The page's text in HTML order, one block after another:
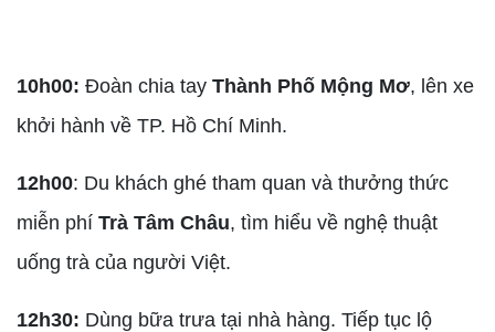
10h00: Đoàn chia tay Thành Phố Mộng Mơ, lên xe
khởi hành về TP. Hồ Chí Minh.
12h00: Du khách ghé tham quan và thưởng thức
miễn phí Trà Tâm Châu, tìm hiểu về nghệ thuật
uống trà của người Việt.
12h30: Dùng bữa trưa tại nhà hàng. Tiếp tục lộ